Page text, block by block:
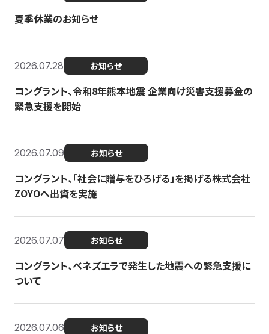
夏季休業のお知らせ
2026.07.28 お知らせ
コングラント、令和8年熊本地震 企業向け災害支援募金の
緊急支援を開始
2026.07.09 お知らせ
コングラント、「社会に贈与をひろげる」を掲げる株式会社
ZOYOへ出資を実施
2026.07.07 お知らせ
コングラント、ベネズエラで発生した地震への緊急支援に
ついて
2026.07.06 お知らせ